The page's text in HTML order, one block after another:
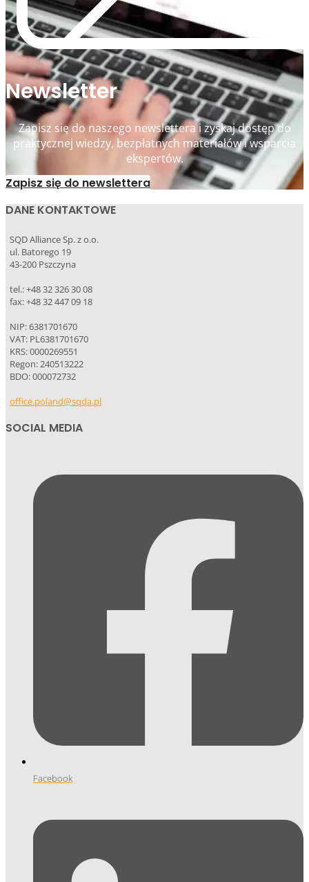
Newsletter
Zapisz się do naszego newslettera i zyskaj dostęp do
praktycznej wiedzy, bezpłatnych materiałów i wsparcia
ekspertów.
Zapisz się do newslettera
DANE KONTAKTOWE
SQD Alliance Sp. z o.o.
ul. Batorego 19
43-200 Pszczyna
tel.: +48 32 326 30 08
fax: +48 32 447 09 18
NIP: 6381701670
VAT: PL6381701670
KRS: 0000269551
Regon: 240513222
BDO: 000072732
office.poland@sqda.pl
SOCIAL MEDIA
Facebook